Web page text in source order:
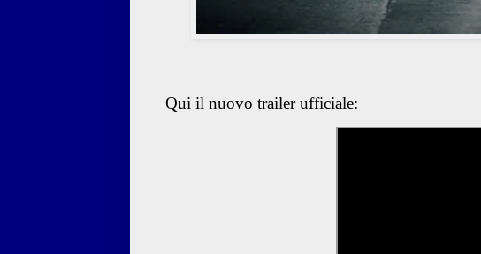
Qui il nuovo trailer ufficiale: